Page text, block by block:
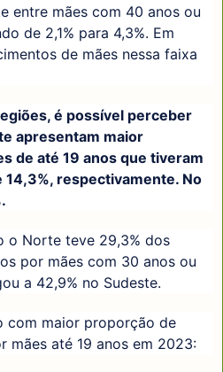
entre mães com 40 anos ou
de 2,1% para 4,3%. Em
de mães nessa faixa
é possível perceber
apresentam maior
de até 19 anos que tiveram
14,3%, respectivamente. No
o Norte teve 29,3% dos
por mães com 30 anos ou
a 42,9% no Sudeste.
com maior proporção de
mães até 19 anos em 2023: